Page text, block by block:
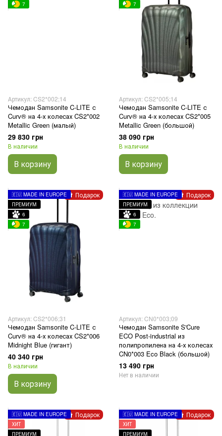
7
Артикул: CS2*002;14
Чемодан Samsonite C-LITE с
Curv® на 4-х колесах CS2*002
Metallic Green (малый)
29 830 грн
В наличии
В корзину
7
Артикул: CS2*005;14
Чемодан Samsonite C-LITE с
Curv® на 4-х колесах CS2*005
Mеtallic Green (большой)
38 090 грн
В наличии
В корзину
Подарок
🇪🇺 MADE IN EUROPE
ПРЕМИУМ
6
7
Артикул: CS2*006;31
Чемодан Samsonite C-LITE с
Curv® на 4-х колесах CS2*006
Midnight Blue (гигант)
40 340 грн
В наличии
В корзину
Подарок
🇪🇺 MADE IN EUROPE
ПРЕМИУМ
6
7
Артикул: CN0*003;09
Чемодан Samsonite S'Cure
ECO Post-industrial из
полипропилена на 4-х колесах
CN0*003 Eco Black (большой)
13 490 грн
Нет в наличии
Подарок
🇪🇺 MADE IN EUROPE
ХИТ
ПРЕМИУМ
Подарок
🇪🇺 MADE IN EUROPE
ХИТ
ПРЕМИУМ